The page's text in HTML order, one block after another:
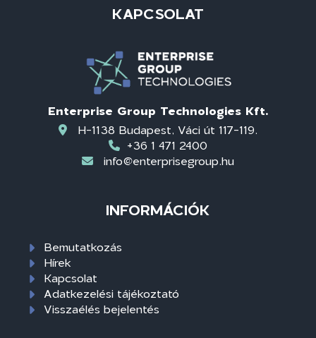
KAPCSOLAT
Enterprise Group Technologies Kft.
H-1138 Budapest, Váci út 117-119.
+36 1 471 2400
info@enterprisegroup.hu
INFORMÁCIÓK
Bemutatkozás
Hírek
Kapcsolat
Adatkezelési tájékoztató
Visszaélés bejelentés